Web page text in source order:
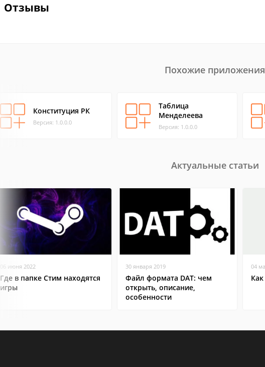
Отзывы
Похожие приложения
Конституция РК
Версия: 1.0.0.0
Таблица
Менделеева
Версия: 1.0.0.0
Актуальные статьи
06 июня 2022
Где в папке Стим находятся
игры
30 января 2019
Файл формата DAT: чем
открыть, описание,
особенности
04